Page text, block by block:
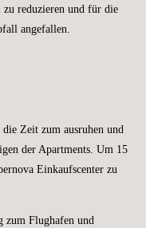
reduzieren und für die
angefallen.
Zeit zum ausruhen und
der Apartments. Um 15
Einkaufscenter zu
zum Flughafen und